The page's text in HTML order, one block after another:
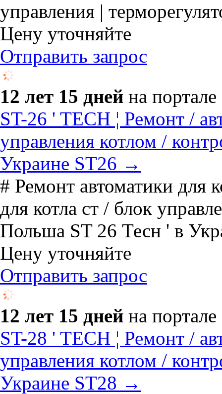
управления |
Цену уточняйте
Отправить запрос
12 лет 15 дней на портале
ST-26 ' TECH ¦ Ремонт /
управления котлом /
Украине ST26 →
# Ремонт автоматики для
для котла ст / блок
Польша ST 26 Тесн ' в
Цену уточняйте
Отправить запрос
12 лет 15 дней на портале
ST-28 ' TECH ¦ Ремонт /
управления котлом /
Украине ST28 →